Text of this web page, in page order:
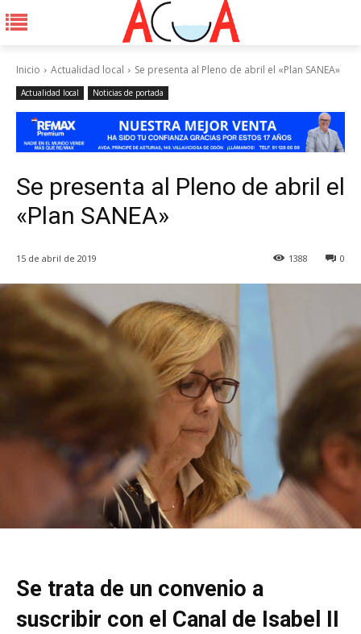
Inicio Actualidad local Se presenta al Pleno de abril el «Plan SANEA»
Actualidad local Noticias de portada
Se presenta al Pleno de abril el
«Plan SANEA»
15 de abril de 2019 0
1388
Se trata de un convenio a
suscribir con el Canal de Isabel II